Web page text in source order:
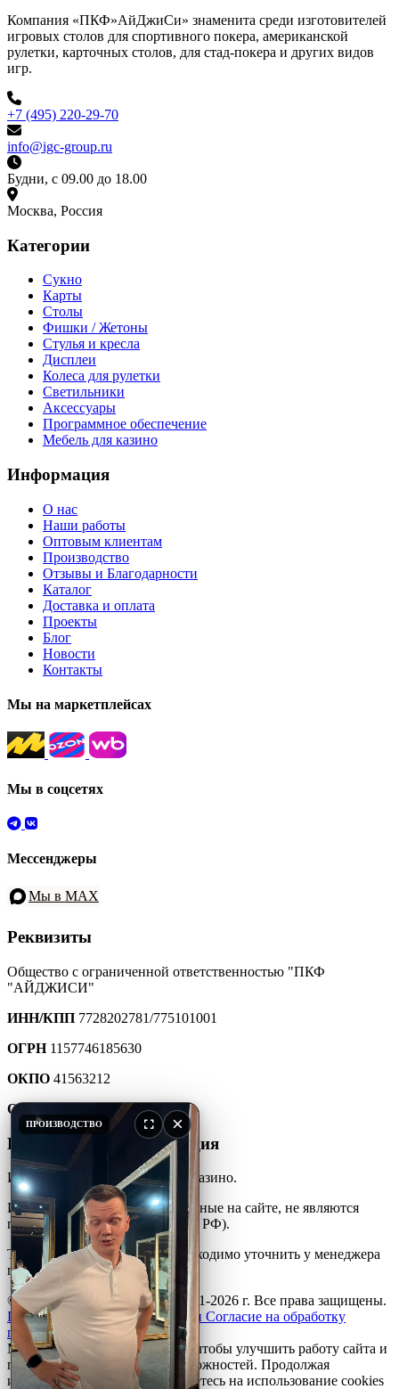
Компания «ПКФ»АйДжиСи» знаменита среди изготовителей
игровых столов для спортивного покера, американской
рулетки, карточных столов, для стад-покера и других видов
игр.
+7 (495) 220-29-70
info@igc-group.ru
Будни, с 09.00 до 18.00
Москва, Россия
Категории
Сукно
Карты
Столы
Фишки / Жетоны
Стулья и кресла
Дисплеи
Колеса для рулетки
Светильники
Аксессуары
Программное обеспечение
Мебель для казино
Информация
О нас
Наши работы
Оптовым клиентам
Производство
Отзывы и Благодарности
Каталог
Доставка и оплата
Проекты
Блог
Новости
Контакты
Мы на маркетплейсах
Мы в соцсетях
Мессенджеры
Мы в MAX
Реквизиты
Общество с ограниченной ответственностью "ПКФ
"АЙДЖИСИ"
ИНН/КПП 7728202781/775101001
ОГРН1157746185630
ОКПО 41563212
ОКТМО
45907000000
Юридическая информация
Интернет-каталог мебели для казино.
Информация и цены, размещенные на сайте, не являются
публичной офертой (ст. 427 ГК РФ).
Точную стоимость товара необходимо уточнить у менеджера
по телефону.
© ООО «ПКФ»АйДжиСи» 2001-2026 г. Все права защищены.
Политика конфиденциальности Согласие на обработку
персональных данных
Мы используем файлы
cookie , чтобы улучшить работу сайта и
предоставить вам больше возможностей. Продолжая
использовать сайт, вы соглашаетесь на использование cookies
ПРОИЗВОДСТВО ×